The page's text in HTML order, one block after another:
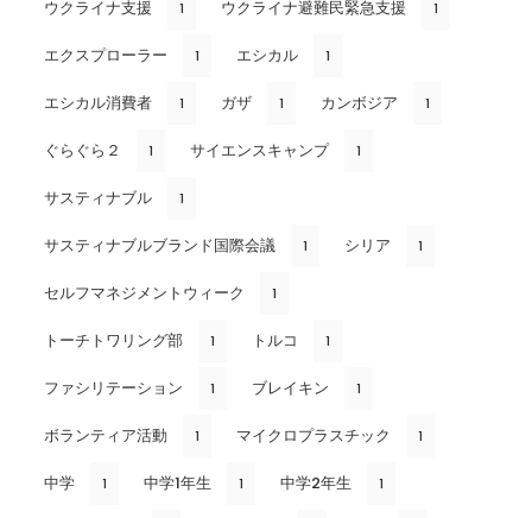
ウクライナ支援 1 ウクライナ避難民緊急支援 1
エクスプローラー 1 エシカル 1
エシカル消費者 1 ガザ 1 カンボジア 1
ぐらぐら２ 1 サイエンスキャンプ 1
サスティナブル 1
サスティナブルブランド国際会議 1 シリア 1
セルフマネジメントウィーク 1
トーチトワリング部 1 トルコ 1
ファシリテーション 1 ブレイキン 1
ボランティア活動 1 マイクロプラスチック 1
中学 1 中学1年生 1 中学2年生 1